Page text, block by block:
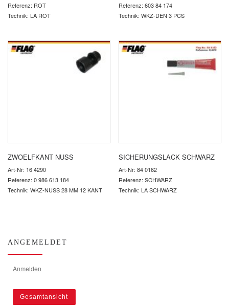
Referenz: ROT
Technik: LA ROT
Referenz: 603 84 174
Technik: WKZ-DEN 3 PCS
ZWOELFKANT NUSS
Art-Nr: 16 4290
Referenz: 0 986 613 184
Technik: WKZ-NUSS 28 MM 12 KANT
SICHERUNGSLACK SCHWARZ
Art-Nr: 84 0162
Referenz: SCHWARZ
Technik: LA SCHWARZ
ANGEMELDET
Anmelden
Gesamtansicht